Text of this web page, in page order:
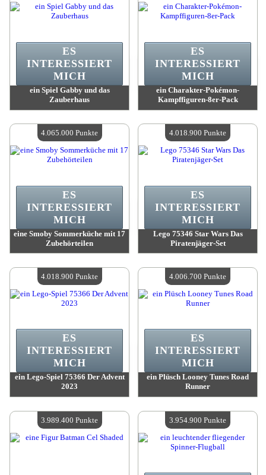
ein Spiel Gabby und das
Zauberhaus
Verfügbare Menge:4
ES
INTERESSIERT
MICH
ein Charakter-Pokémon-
Kampffiguren-8er-Pack
Verfügbare Menge:4
ES
INTERESSIERT
MICH
eine Smoby Sommerküche mit 17
Zubehörteilen
Verfügbare Menge:4
ES
INTERESSIERT
MICH
4.065.000 Punkte
Lego 75346 Star Wars Das
Piratenjäger-Set
Verfügbare Menge:4
ES
INTERESSIERT
MICH
4.018.900 Punkte
ein Lego-Spiel 75366 Der Advent
2023
Verfügbare Menge:4
ES
INTERESSIERT
MICH
4.018.900 Punkte
ein Plüsch Looney Tunes Road
Runner
Verfügbare Menge:4
ES
INTERESSIERT
MICH
4.006.700 Punkte
3.989.400 Punkte 3.954.900 Punkte